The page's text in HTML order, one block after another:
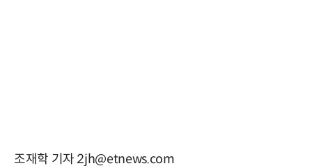
조재학 기자 2jh@etnews.com